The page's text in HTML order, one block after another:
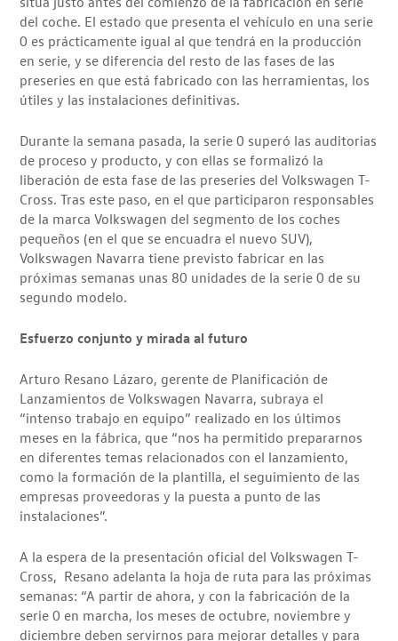
del coche. El estado que presenta el vehículo en una serie
0 es prácticamente igual al que tendrá en la producción
en serie, y se diferencia del resto de las fases de las
preseries en que está fabricado con las herramientas, los
útiles y las instalaciones definitivas.
Durante la semana pasada, la serie 0 superó las auditorias
de proceso y producto, y con ellas se formalizó la
liberación de esta fase de las preseries del Volkswagen T-
Cross. Tras este paso, en el que participaron responsables
de la marca Volkswagen del segmento de los coches
pequeños (en el que se encuadra el nuevo SUV),
Volkswagen Navarra tiene previsto fabricar en las
próximas semanas unas 80 unidades de la serie 0 de su
segundo modelo.
Esfuerzo conjunto y mirada al futuro
Arturo Resano Lázaro, gerente de Planificación de
Lanzamientos de Volkswagen Navarra, subraya el
“intenso trabajo en equipo” realizado en los últimos
meses en la fábrica, que “nos ha permitido prepararnos
en diferentes temas relacionados con el lanzamiento,
como la formación de la plantilla, el seguimiento de las
empresas proveedoras y la puesta a punto de las
instalaciones”.
A la espera de la presentación oficial del Volkswagen T-
Cross, Resano adelanta la hoja de ruta para las próximas
semanas: “A partir de ahora, y con la fabricación de la
serie 0 en marcha, los meses de octubre, noviembre y
diciembre deben servirnos para mejorar detalles y para